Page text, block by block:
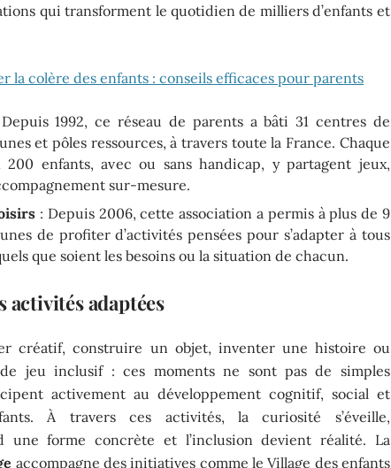
qui transforment le quotidien de milliers d’enfants et
la colère des enfants : conseils efficaces pour parents
1992, ce réseau de parents a bâti 31 centres de
et pôles ressources, à travers toute la France. Chaque
200 enfants, avec ou sans handicap, y partagent jeux,
sur-mesure.
: Depuis 2006, cette association a permis à plus de 9
de profiter d’activités pensées pour s’adapter à tous
que soient les besoins ou la situation de chacun.
activités adaptées
créatif, construire un objet, inventer une histoire ou
jeu inclusif : ces moments ne sont pas de simples
activement au développement cognitif, social et
À travers ces activités, la curiosité s’éveille,
une forme concrète et l’inclusion devient réalité. La
accompagne des initiatives comme le Village des enfants